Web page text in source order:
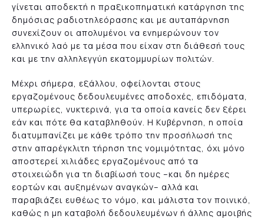
γίνεται αποδεκτή η πραξικοπηματική κατάργηση της
δημόσιας ραδιοτηλεόρασης και με αυταπάρνηση
συνεχίζουν οι απολυμένοι να ενημερώνουν τον
ελληνικό λαό με τα μέσα που είχαν στη διάθεσή τους
και με την αλληλεγγύη εκατομμυρίων πολιτών.
Μέχρι σήμερα, εξάλλου, οφείλονται στους
εργαζομένους δεδουλευμένες αποδοχές, επιδόματα,
υπερωρίες, νυκτερινά, για τα οποία κανείς δεν ξέρει
εάν και πότε θα καταβληθούν. Η Κυβέρνηση, η οποία
διατυμπανίζει με κάθε τρόπο την προσήλωσή της
στην απαρέγκλιτη τήρηση της νομιμότητας, όχι μόνο
αποστερεί χιλιάδες εργαζομένους από τα
στοιχειώδη για τη διαβίωσή τους –και δη ημέρες
εορτών και αυξημένων αναγκών– αλλά και
παραβιάζει ευθέως το νόμο, και μάλιστα τον ποινικό,
καθώς η μη καταβολή δεδουλευμένων ή άλλης αμοιβής